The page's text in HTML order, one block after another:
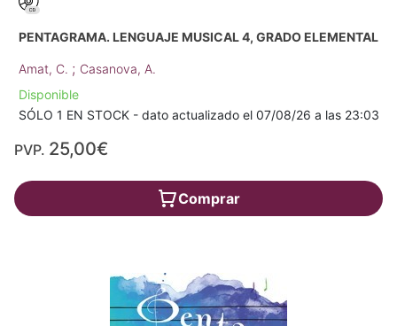
PENTAGRAMA. LENGUAJE MUSICAL 4, GRADO ELEMENTAL
Amat, C. ; Casanova, A.
Disponible
SÓLO 1 EN STOCK - dato actualizado el 07/08/26 a las 23:03
PVP. 25,00€
Comprar